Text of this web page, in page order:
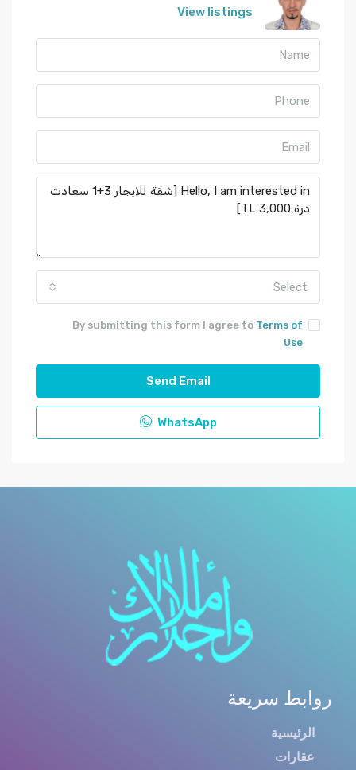
View listings
Select
By submitting this form I agree to Terms of
Use
Send Email
WhatsApp
روابط سريعة
الرئيسية
عقارات